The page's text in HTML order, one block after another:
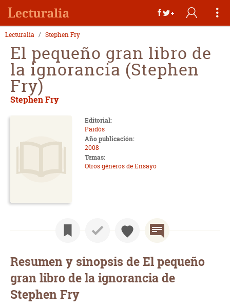
Lecturalia Stephen Fry
El pequeño gran libro de
la ignorancia (Stephen
Fry)
Stephen Fry
Editorial:
Paidós
Año publicación:
2008
Temas:
Otros géneros de Ensayo
Resumen y sinopsis de El pequeño
gran libro de la ignorancia de
Stephen Fry